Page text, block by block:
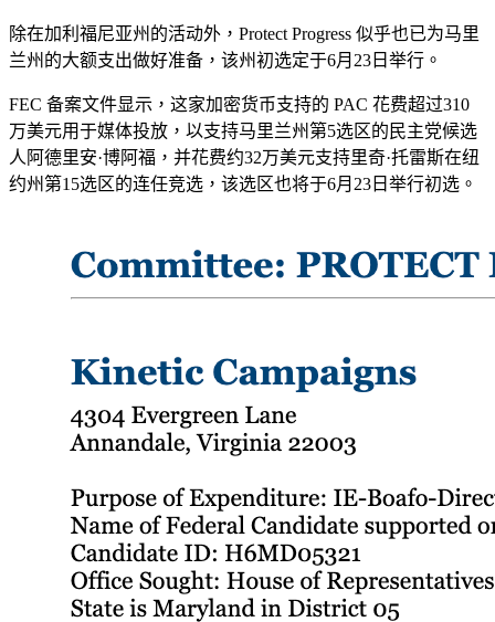
除在加利福尼亚州的活动外，Protect Progress 似乎也已为马里
兰州的大额支出做好准备，该州初选定于6月23日举行。
FEC 备案文件显示，这家加密货币支持的 PAC 花费超过310
万美元用于媒体投放，以支持马里兰州第5选区的民主党候选
人阿德里安·博阿福，并花费约32万美元支持里奇·托雷斯在纽
约州第15选区的连任竞选，该选区也将于6月23日举行初选。